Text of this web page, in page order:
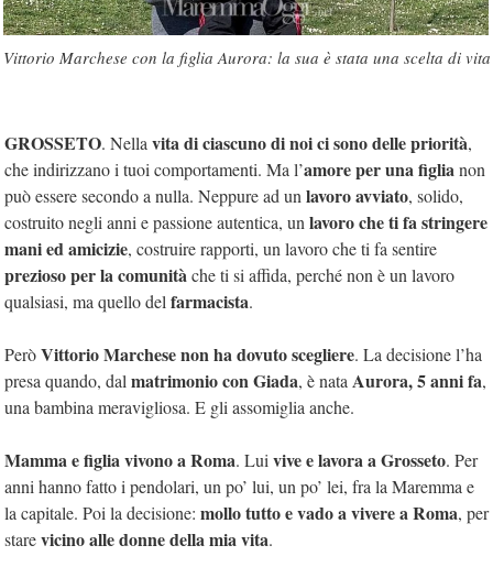
Vittorio Marchese con la figlia Aurora: la sua è stata una scelta di vita
GROSSETO. Nella vita di ciascuno di noi ci sono delle priorità,
che indirizzano i tuoi comportamenti. Ma l’amore per una figlianon
può essere secondo a nulla. Neppure ad un lavoro avviato, solido,
costruito negli anni e passione autentica, un lavoro che ti fa stringere
mani ed amicizie, costruire rapporti, un lavoro che ti fa sentire
prezioso per la comunitàche ti si affida, perché non è un lavoro
qualsiasi, ma quello del farmacista.
PeròVittorio Marchese non ha dovuto scegliere. La decisione l’ha
presa quando, dal matrimonio con Giada, è nata Aurora, 5 anni fa,
una bambina meravigliosa. E gli assomiglia anche.
Mamma e figlia vivono a Roma. Lui vive e lavora a Grosseto. Per
anni hanno fatto i pendolari, un po’ lui, un po’ lei, fra la Maremma e
la capitale. Poi la decisione: mollo tutto e vado a vivere a Roma, per
starevicino alle donne della mia vita.